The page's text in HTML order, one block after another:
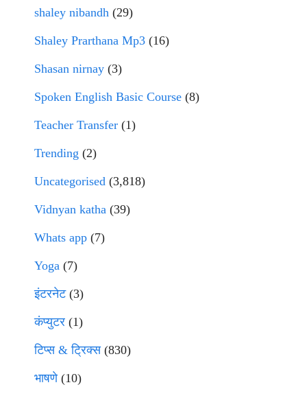
shaley nibandh (29)
Shaley Prarthana Mp3 (16)
Shasan nirnay (3)
Spoken English Basic Course (8)
Teacher Transfer (1)
Trending (2)
Uncategorised (3,818)
Vidnyan katha (39)
Whats app (7)
Yoga (7)
इंटरनेट(3)
कंप्युटर (1)
टिप्स & ट्रिक्स(830)
भाषणे(10)